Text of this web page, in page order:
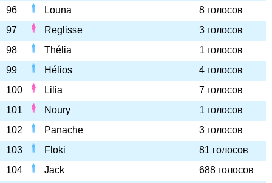
96
Louna
8 голосов
97
Reglisse
3 голосов
98
Thélia
1 голосов
99
Hélios
4 голосов
100
Lilia
7 голосов
101
Noury
1 голосов
102
Panache
3 голосов
103
Floki
81 голосов
104
Jack
688 голосов